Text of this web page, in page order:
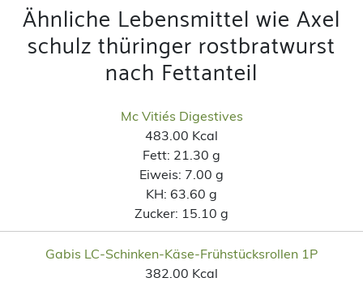
Ähnliche Lebensmittel wie Axel
schulz thüringer rostbratwurst
nach Fettanteil
Mc Vitiés Digestives
483.00 Kcal
Fett: 21.30 g
Eiweis: 7.00 g
KH: 63.60 g
Zucker: 15.10 g
Gabis LC-Schinken-Käse-Frühstücksrollen 1P
382.00 Kcal